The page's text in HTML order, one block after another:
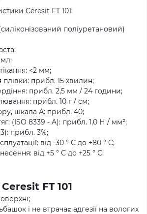
Ceresit FT 101:
поліуретановий)
мл;
<2 мм;
прибл. 15 хвилин;
прибл. 2,5 мм / 24 години;
прибл. 10 г / см;
шкала А: прибл. 40;
(ISO 8339 - A): прибл. 1,0 Н / мм²;
прибл. 3%;
від -30 ° C до +80 ° C;
від +5 ° C до +25 ° C;
FT 101
і не втрачає адгезії на вологих